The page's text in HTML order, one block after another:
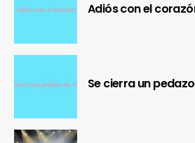
Adiós con el
Se cierra un